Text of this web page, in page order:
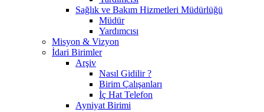
Sağlık ve Bakım Hizmetleri Müdürlüğü
Müdür
Yardımcısı
Misyon & Vizyon
İdari Birimler
Arşiv
Nasıl Gidilir ?
Birim Çalışanları
İç Hat Telefon
Ayniyat Birimi